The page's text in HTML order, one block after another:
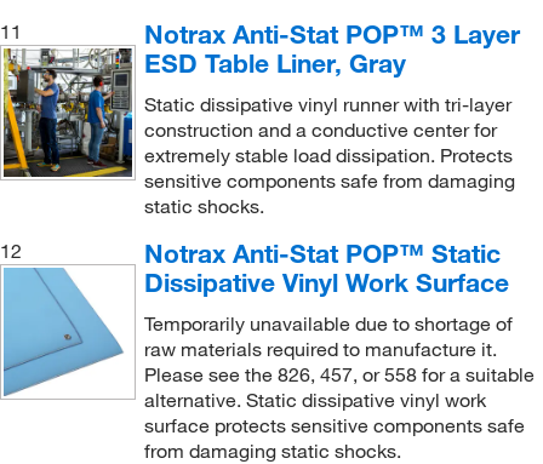
11
Notrax Anti-Stat POP™ 3 Layer
ESD Table Liner, Gray
Static dissipative vinyl runner with tri-layer
construction and a conductive center for
extremely stable load dissipation. Protects
sensitive components safe from damaging
static shocks.
12
Notrax Anti-Stat POP™ Static
Dissipative Vinyl Work Surface
Temporarily unavailable due to shortage of
raw materials required to manufacture it.
Please see the 826, 457, or 558 for a suitable
alternative. Static dissipative vinyl work
surface protects sensitive components safe
from damaging static shocks.